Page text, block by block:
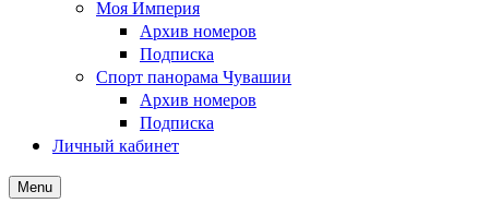
Моя Империя
Архив номеров
Подписка
Спорт панорама Чувашии
Архив номеров
Подписка
Личный кабинет
Menu